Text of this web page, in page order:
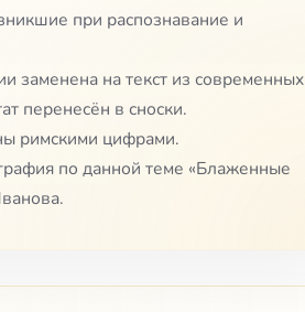
при распознавание и
заменена на текст из современных
перенесён в сноски.
римскими цифрами.
по данной теме «Блаженные